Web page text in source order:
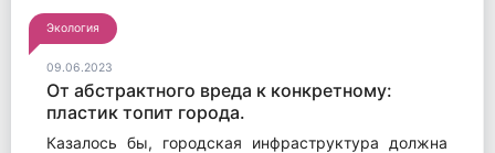
Экология
09.06.2023
От абстрактного вреда к конкретному:
пластик топит города.
Казалось бы, городская инфраструктура должна